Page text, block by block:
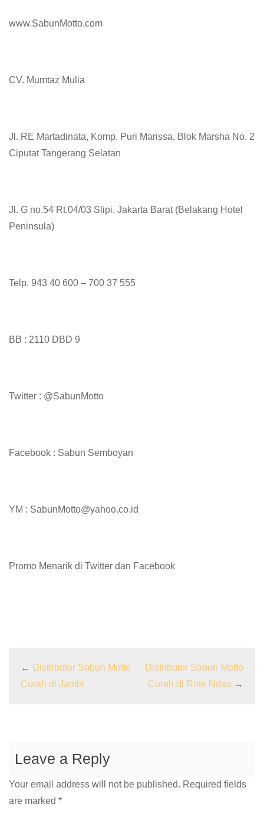
www.SabunMotto.com
CV. Mumtaz Mulia
Jl. RE Martadinata, Komp. Puri Marissa, Blok Marsha No. 2
Ciputat Tangerang Selatan
Jl. G no.54 Rt.04/03 Slipi, Jakarta Barat (Belakang Hotel
Peninsula)
Telp. 943 40 600 – 700 37 555
BB : 2110 DBD 9
Twitter : @SabunMotto
Facebook : Sabun Semboyan
YM : SabunMotto@yahoo.co.id
Promo Menarik di Twitter dan Facebook
← Distributor Sabun Motto
Curah di Jambi
Distributor Sabun Motto
Curah di Rote Ndao →
Leave a Reply
Your email address will not be published. Required fields
are marked *